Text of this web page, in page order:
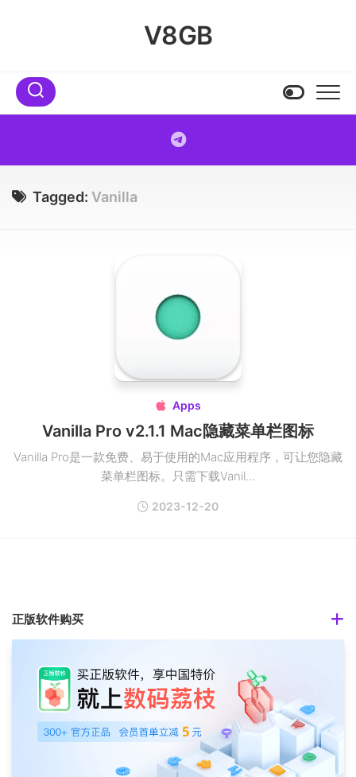
V8GB
Tagged: Vanilla
 Apps
Vanilla Pro v2.1.1 Mac隐藏菜单栏图标
Vanilla Pro是一款免费、易于使用的Mac应用程序，可让您隐藏
菜单栏图标。只需下载Vanil...
2023-12-20
正版软件购买